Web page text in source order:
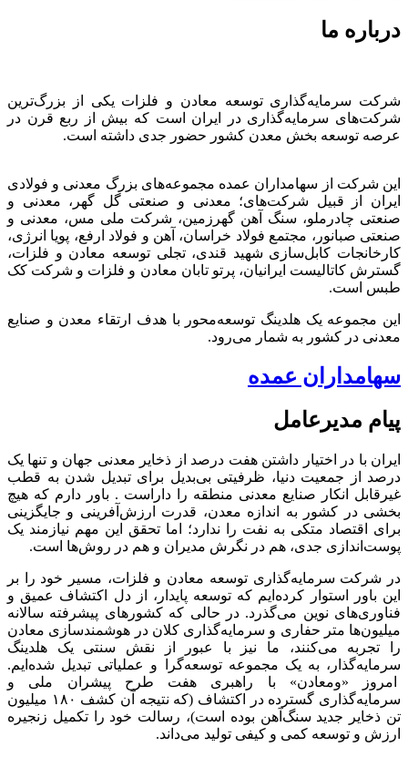
درباره ما
شرکت سرمایه‌گذاری توسعه معادن و فلزات یکی از بزرگ‌ترین
شرکت‌های سرمایه‌گذاری در ایران است که بیش از ربع قرن در
عرصه توسعه بخش معدن کشور حضور جدی داشته است.
این شرکت از سهامداران عمده مجموعه‌های بزرگ معدنی و فولادی
ایران از قبیل شرکت‌های؛ معدنی و صنعتی گل گهر، معدنی و
صنعتی چادرملو، سنگ آهن گهرزمین، شرکت ملی مس، معدنی و
صنعتی صبانور، مجتمع فولاد خراسان، آهن و فولاد ارفع، پویا انرژی،
کارخانجات کابل‌سازی شهید قندی، تجلی توسعه معادن و فلزات،
گسترش کاتالیست ایرانیان، پرتو تابان معادن و فلزات و شرکت کک
طبس است.
این مجموعه یک هلدینگ توسعه‌محور با هدف ارتقاء معدن و صنایع
معدنی در کشور به شمار می‌رود.
سهامداران عمده
پیام مدیرعامل
ایران با در اختیار داشتن هفت درصد از ذخایر معدنی جهان و تنها یک
درصد از جمعیت دنیا، ظرفیتی بی‌بدیل برای تبدیل شدن به قطب
غیرقابل انکار صنایع معدنی منطقه را داراست . باور دارم که هیچ
بخشی در کشور به اندازه معدن، قدرت ارزش‌آفرینی و جایگزینی
برای اقتصاد متکی به نفت را ندارد؛ اما تحقق این مهم نیازمند یک
پوست‌اندازی جدی، هم در نگرش مدیران و هم در روش‌ها است.
در شرکت سرمایه‌گذاری توسعه معادن و فلزات، مسیر خود را بر
این باور استوار کرده‌ایم که توسعه پایدار، از دل اکتشاف عمیق و
فناوری‌های نوین می‌گذرد. در حالی که کشورهای پیشرفته سالانه
میلیون‌ها متر حفاری و سرمایه‌گذاری کلان در هوشمندسازی معادن
را تجربه می‌کنند، ما نیز با عبور از نقش سنتی یک هلدینگ
سرمایه‌گذار، به یک مجموعه توسعه‌گرا و عملیاتی تبدیل شده‌ایم.
امروز «ومعادن» با راهبری هفت طرح پیشران ملی و
سرمایه‌گذاری گسترده در اکتشاف (که نتیجه آن کشف ۱۸۰ میلیون
تن ذخایر جدید سنگ‌آهن بوده است)، رسالت خود را تکمیل زنجیره
ارزش و توسعه کمی و کیفی تولید می‌داند.